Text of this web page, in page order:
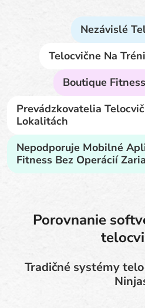
Nezávislé
Telocvične Na
Boutique
Prevádzkovatelia
Lokalitách
Nepodporuje Mobilné
Fitness Bez Operácií
Porovnanie
Tradičné systémy